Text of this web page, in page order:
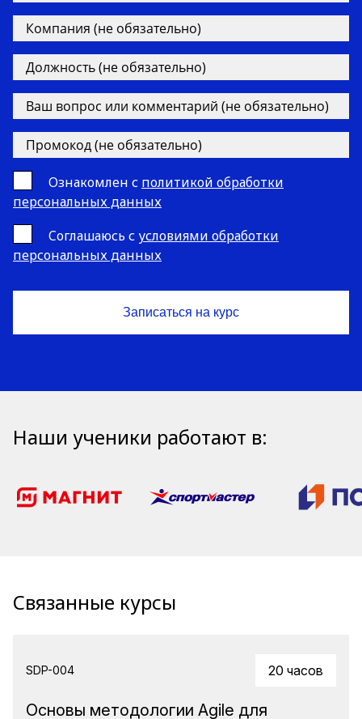
Ознакомлен с политикой обработки
персональных данных
Cоглашаюсь с условиями обработки
персональных данных
Наши ученики работают в:
Связанные курсы
SDP-004 20 часов
Основы методологии Agile для